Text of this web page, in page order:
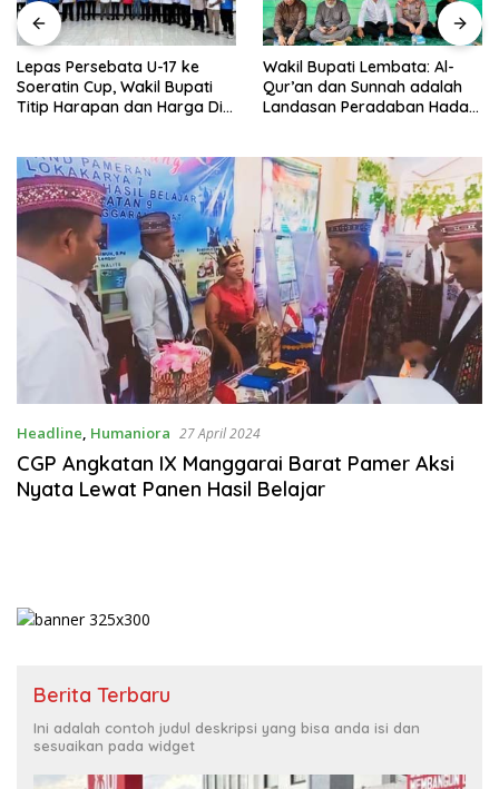
Wakil Bupati Lembata: Al-
Qur’an dan Sunnah adalah
Landasan Peradaban Hadapi
Tinggalkan Pola Kerja Lama,
Wakil Bupati Ajak ASN
Percepat Pembangunan dan
Headline, Humaniora 27 April 2024
CGP Angkatan IX Manggarai Barat Pamer Aksi
Nyata Lewat Panen Hasil Belajar
Berita Terbaru
Ini adalah contoh judul deskripsi yang bisa anda isi dan
sesuaikan pada widget